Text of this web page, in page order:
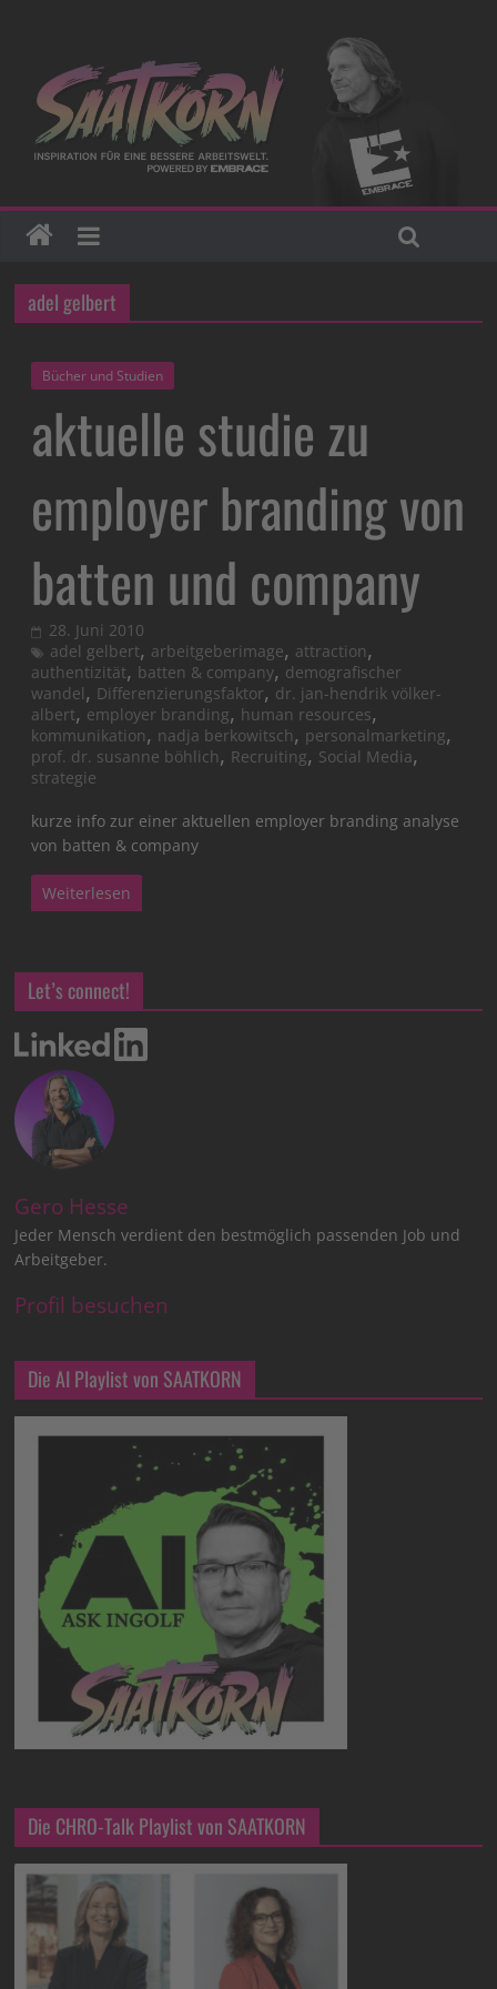
adel gelbert
Bücher und Studien
aktuelle studie zu
employer branding von
batten und company
28. Juni 2010
adel gelbert, arbeitgeberimage, attraction,
authentizität, batten & company, demografischer
wandel, Differenzierungsfaktor, dr. jan-hendrik völker-
albert, employer branding, human resources,
kommunikation, nadja berkowitsch, personalmarketing,
prof. dr. susanne böhlich, Recruiting, Social Media,
strategie
kurze info zur einer aktuellen employer branding analyse
von batten & company
Weiterlesen
Let’s connect!
Gero Hesse
Jeder Mensch verdient den bestmöglich passenden Job und
Arbeitgeber.
Profil besuchen
Die AI Playlist von SAATKORN
Die CHRO-Talk Playlist von SAATKORN